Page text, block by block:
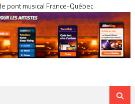
pont musical France-Québec